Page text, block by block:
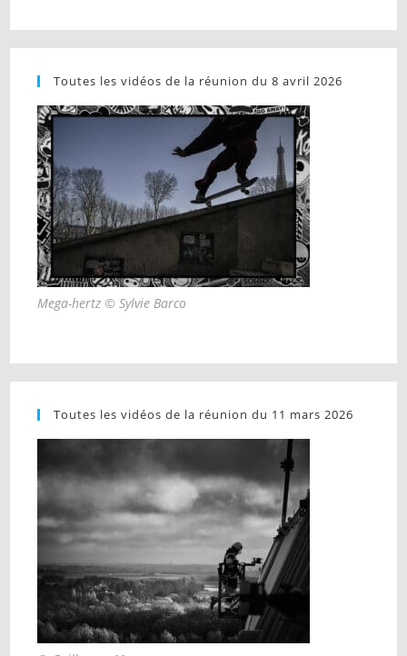
Toutes les vidéos de la réunion du 8 avril 2026
Mega-hertz © Sylvie Barco
Toutes les vidéos de la réunion du 11 mars 2026